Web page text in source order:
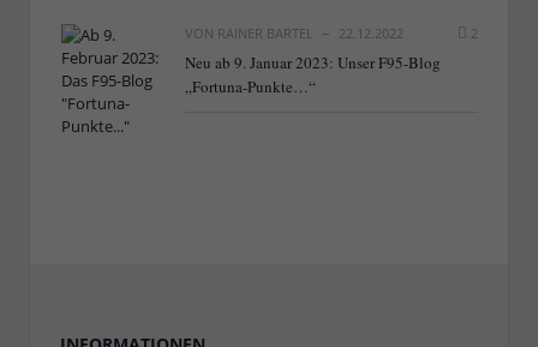
VON RAINER BARTEL 22.12.2022 2
Neu ab 9. Januar 2023: Unser F95-Blog
„Fortuna-Punkte…“